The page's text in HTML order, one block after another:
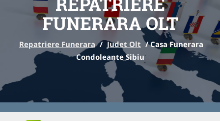
FUNERARA OLT
Repatriere Funerara / Judet Olt /Casa Funerara
Condoleante Sibiu